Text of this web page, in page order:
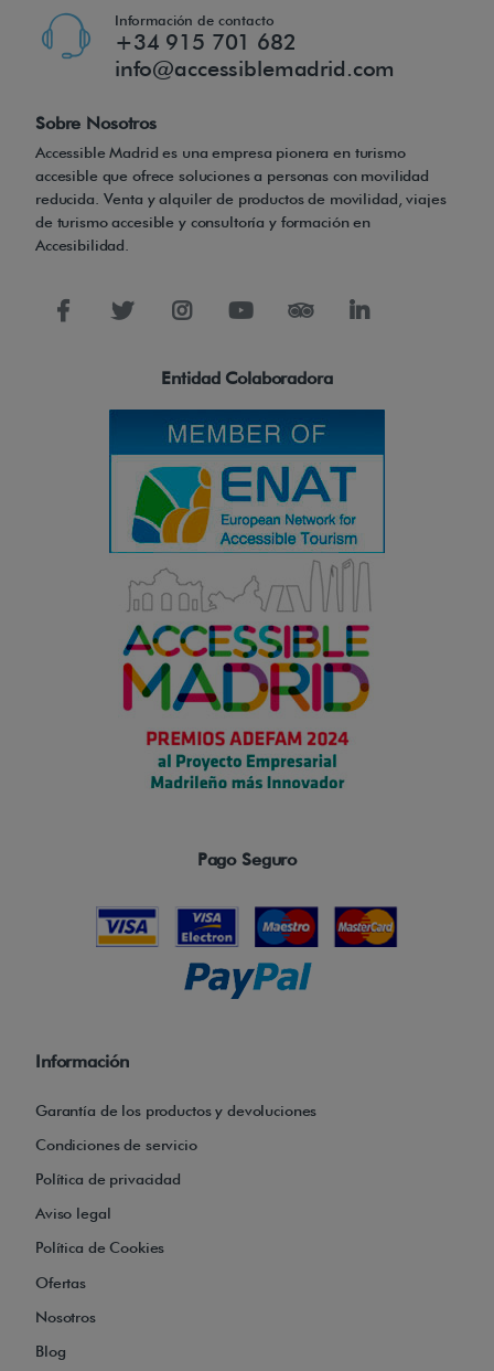
Información de contacto
+34 915 701 682
info@accessiblemadrid.com
Sobre Nosotros
Accessible Madrid es una empresa pionera en turismo
accesible que ofrece soluciones a personas con movilidad
reducida. Venta y alquiler de productos de movilidad, viajes
de turismo accesible y consultoría y formación en
Accesibilidad.
Entidad Colaboradora
Pago Seguro
Información
Garantía de los productos y devoluciones
Condiciones de servicio
Política de privacidad
Aviso legal
Política de Cookies
Ofertas
Nosotros
Blog